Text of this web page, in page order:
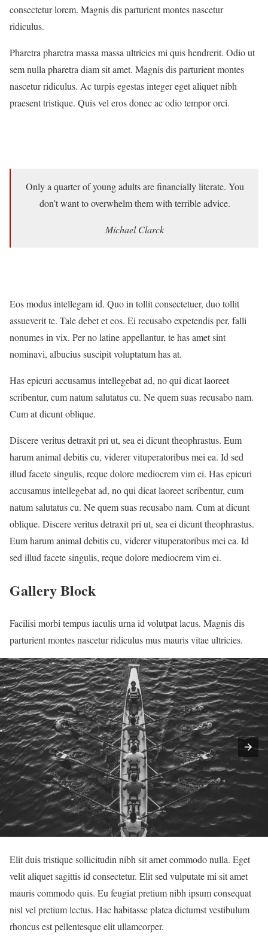
consectetur lorem. Magnis dis parturient montes nascetur
ridiculus.
Pharetra pharetra massa massa ultricies mi quis hendrerit. Odio ut
sem nulla pharetra diam sit amet. Magnis dis parturient montes
nascetur ridiculus. Ac turpis egestas integer eget aliquet nibh
praesent tristique. Quis vel eros donec ac odio tempor orci.
Only a quarter of young adults are financially literate. You
don’t want to overwhelm them with terrible advice.
Michael Clarck
Eos modus intellegam id. Quo in tollit consectetuer, duo tollit
assueverit te. Tale debet et eos. Ei recusabo expetendis per, falli
nonumes in vix. Per no latine appellantur, te has amet sint
nominavi, albucius suscipit voluptatum has at.
Has epicuri accusamus intellegebat ad, no qui dicat laoreet
scribentur, cum natum salutatus cu. Ne quem suas recusabo nam.
Cum at dicunt oblique.
Discere veritus detraxit pri ut, sea ei dicunt theophrastus. Eum
harum animal debitis cu, viderer vituperatoribus mei ea. Id sed
illud facete singulis, reque dolore mediocrem vim ei. Has epicuri
accusamus intellegebat ad, no qui dicat laoreet scribentur, cum
natum salutatus cu. Ne quem suas recusabo nam. Cum at dicunt
oblique. Discere veritus detraxit pri ut, sea ei dicunt theophrastus.
Eum harum animal debitis cu, viderer vituperatoribus mei ea. Id
sed illud facete singulis, reque dolore mediocrem vim ei.
Gallery Block
Facilisi morbi tempus iaculis urna id volutpat lacus. Magnis dis
parturient montes nascetur ridiculus mus mauris vitae ultricies.
Elit duis tristique sollicitudin nibh sit amet commodo nulla. Eget
velit aliquet sagittis id consectetur. Elit sed vulputate mi sit amet
mauris commodo quis. Eu feugiat pretium nibh ipsum consequat
nisl vel pretium lectus. Hac habitasse platea dictumst vestibulum
rhoncus est pellentesque elit ullamcorper.